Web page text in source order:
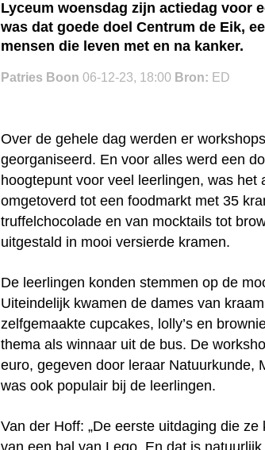
Lyceum woensdag zijn actiedag voor
was dat goede doel Centrum de Eik,
mensen die leven met en na kanker.
Patries Boon 06-12-23, 18:00 Bron: ED
Over de gehele dag werden er
georganiseerd. En voor alles werd een
hoogtepunt voor veel leerlingen, was het
omgetoverd tot een foodmarkt met 35
truffelchocolade en van mocktails tot
uitgestald in mooi versierde kramen.
De leerlingen konden stemmen op de
Uiteindelijk kwamen de dames van
zelfgemaakte cupcakes, lolly’s en
thema als winnaar uit de bus. De
euro, gegeven door leraar Natuurkunde,
was ook populair bij de leerlingen.
Van der Hoff: „De eerste uitdaging die